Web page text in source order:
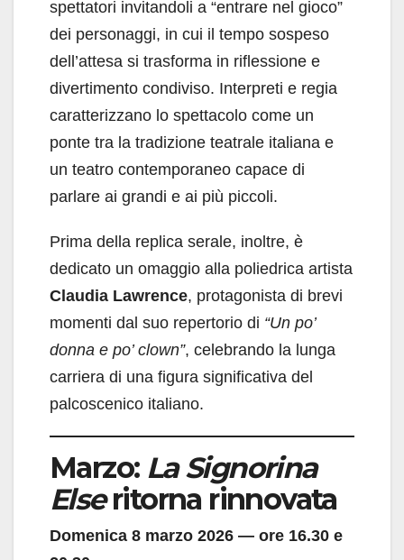
spettatori invitandoli a “entrare nel gioco”
dei personaggi, in cui il tempo sospeso
dell’attesa si trasforma in riflessione e
divertimento condiviso. Interpreti e regia
caratterizzano lo spettacolo come un
ponte tra la tradizione teatrale italiana e
un teatro contemporaneo capace di
parlare ai grandi e ai più piccoli.
Prima della replica serale, inoltre, è
dedicato un omaggio alla poliedrica artista
Claudia Lawrence, protagonista di brevi
momenti dal suo repertorio di “Un po’
donna e po’ clown”, celebrando la lunga
carriera di una figura significativa del
palcoscenico italiano.
Marzo: La Signorina
Elseritorna rinnovata
Domenica 8 marzo 2026 — ore 16.30 e